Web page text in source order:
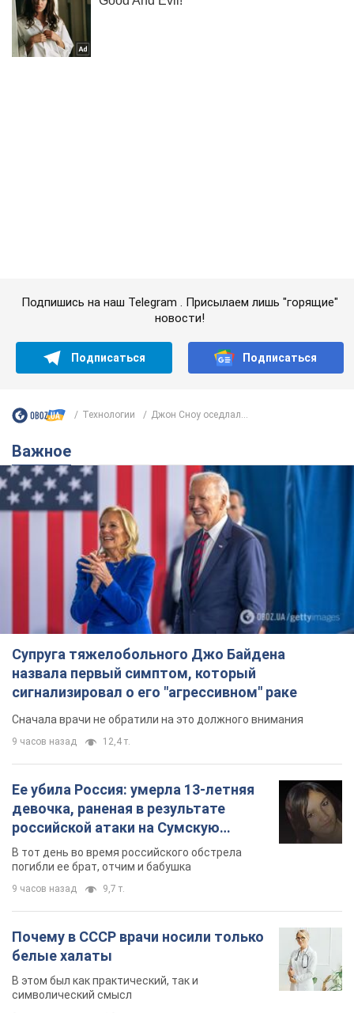
назвала первый симптом, который
сигнализировал о его "агрессивном" раке
Сначала врачи не обратили на это должного внимания
12,4 т.
Ее убила Россия: умерла 13-летняя
девочка, раненая в результате
российской атаки на Сумскую
область. Фото
В тот день во время российского обстрела
погибли ее брат, отчим и бабушка
9 часов назад 9,7 т.
Почему в СССР врачи носили только
белые халаты
8 часов назад 4,3 т.